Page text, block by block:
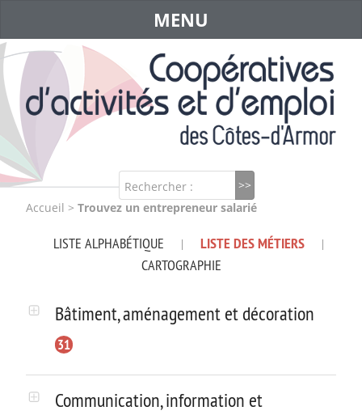
Rechercher :
MENU
Accueil > Trouvez un entrepreneur salarié
LISTE ALPHABÉTIQUE | LISTE DES MÉTIERS |
CARTOGRAPHIE
Bâtiment, aménagement et décoration
31
Communication, information et